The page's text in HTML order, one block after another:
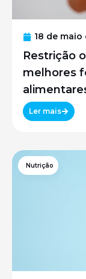
18 de maio
Restrição
melhores
Ler mais
Nutrição